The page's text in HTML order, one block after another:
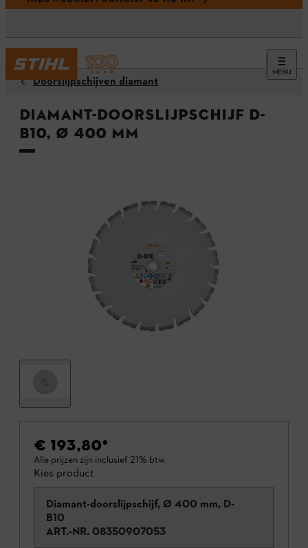
MENU
Doorslijpschijven diamant
Diamant-doorslijpschijf D-
B10, Ø 400 mm
€ 193,80*
Alle prijzen zijn inclusief 21% btw.
Kies product
Diamant-doorslijpschijf, Ø 400 mm, D-
B10
ART.-NR. 08350907053